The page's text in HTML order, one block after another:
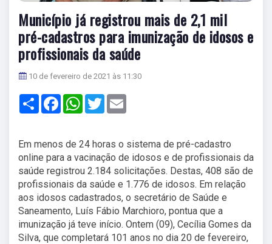
Município já registrou mais de 2,1 mil
pré-cadastros para imunização de idosos e
profissionais da saúde
10 de fevereiro de 2021 às 11:30
Share FacebookWhatsApp
Twitter
Em menos de 24 horas o sistema de pré-cadastro
online para a vacinação de idosos e de profissionais da
saúde registrou 2.184 solicitações. Destas, 408 são de
profissionais da saúde e 1.776 de idosos. Em relação
aos idosos cadastrados, o secretário de Saúde e
Saneamento, Luís Fábio Marchioro, pontua que a
imunização já teve início. Ontem (09), Cecília Gomes da
Silva, que completará 101 anos no dia 20 de fevereiro,